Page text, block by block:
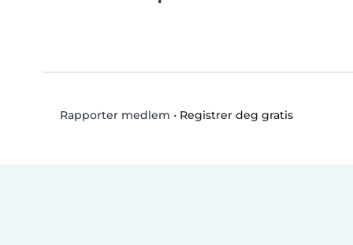
Rapporter medlem • Registrer deg gratis